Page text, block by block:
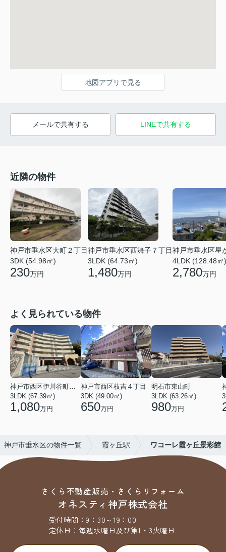
地図アプリで見る
メールで共有する LINEで共有する
近隣の物件
神戸市垂水区大町２丁目
3DK (54.98㎡)
230万円
神戸市垂水区西舞子７丁目
3LDK (64.73㎡)
1,480万円
神戸市垂水区星
4LDK (128.48㎡)
2,780万円
よく見られている物件
3LDK (67.39㎡)
1,080万円
神戸市西区枝吉４丁目
3DK (49.00㎡)
650万円
明石市東山町
3LDK (63.26㎡)
980万円
神戸市垂水区の物件一覧 霞ヶ丘駅 ワコーレ霞ヶ丘景彩館
さくら不動産販売・さくらリフォーム
オネスティ神戸株式会社
受付時間：9：30～19：00
定休日： 毎週水曜日及び第1・3火曜日